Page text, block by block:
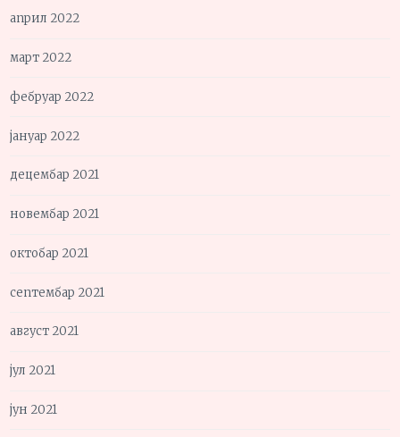
април 2022
март 2022
фебруар 2022
јануар 2022
децембар 2021
новембар 2021
октобар 2021
септембар 2021
август 2021
јул 2021
јун 2021